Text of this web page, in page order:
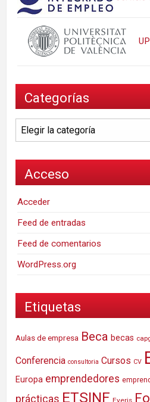
Categorías
Categorías
Acceso
Acceder
Feed de entradas
Feed de comentarios
WordPress.org
Etiquetas
Aulas de empresa Beca becas
Conferencia consultoria Cursos CV
Europa emprendedores
prácticas ETSINF Everis